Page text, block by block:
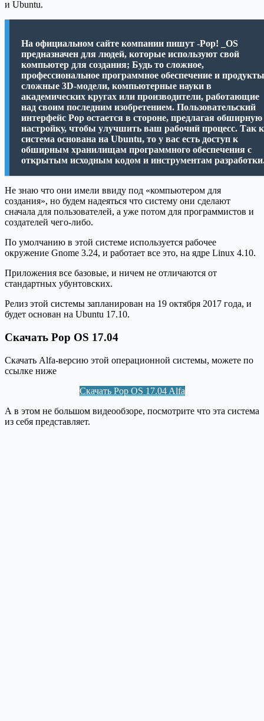
и Ubuntu.
На официальном сайте компании пишут -Pop! _OS
предназначен для людей, которые используют свой
компьютер для создания; Будь то сложное,
профессиональное программное обеспечение и
сложные 3D-модели, компьютерные науки в
академических кругах или производители, работающие
над своим последним изобретением. Пользовательский
интерфейс Pop остается в стороне, предлагая обширную
настройку, чтобы улучшить ваш рабочий процесс. Так
система основана на Ubuntu, то у вас есть доступ к
обширным хранилищам программного обеспечения с
открытым исходным кодом и инструментам
Не знаю что они имели ввиду под «компьютером для
создания», но будем надеяться что систему они сделают
сначала для пользователей, а уже потом для программистов и
создателей чего-либо.
По умолчанию в этой системе используется рабочее
окружение Gnome 3.24, и работает все это, на ядре Linux 4.10.
Приложения все базовые, и ничем не отличаются от
стандартных убунтовских.
Релиз этой системы запланирован на 19 октября 2017 года, и
будет основан на Ubuntu 17.10.
Скачать Pop OS 17.04
Скачать Alfa-версию этой операционной системы, можете по
ссылке ниже
Скачать Pop OS 17.04 Alfa
А в этом не большом видеообзоре, посмотрите что эта система
из себя представляет.